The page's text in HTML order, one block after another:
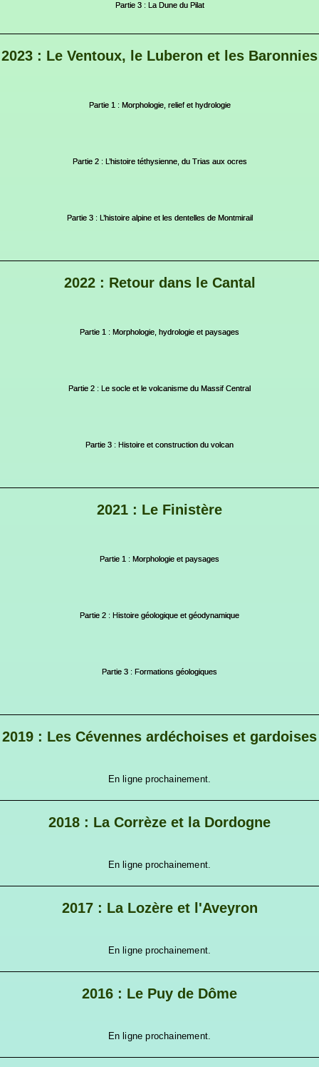
Partie 3 : La Dune du Pilat
2023 : Le Ventoux, le Luberon et les Baronnies
Partie 1 : Morphologie, relief et hydrologie
Partie 2 : L’histoire téthysienne, du Trias aux ocres
Partie 3 : L’histoire alpine et les dentelles de Montmirail
2022 : Retour dans le Cantal
Partie 1 : Morphologie, hydrologie et paysages
Partie 2 : Le socle et le volcanisme du Massif Central
Partie 3 : Histoire et construction du volcan
2021 : Le Finistère
Partie 1 : Morphologie et paysages
Partie 2 : Histoire géologique et géodynamique
Partie 3 : Formations géologiques
2019 : Les Cévennes ardéchoises et gardoises
En ligne prochainement.
2018 : La Corrèze et la Dordogne
En ligne prochainement.
2017 : La Lozère et l'Aveyron
En ligne prochainement.
2016 : Le Puy de Dôme
En ligne prochainement.